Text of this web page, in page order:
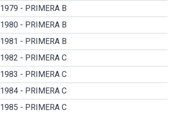
1979 - PRIMERA B
1980 - PRIMERA B
1981 - PRIMERA B
1982 - PRIMERA C
1983 - PRIMERA C
1984 - PRIMERA C
1985 - PRIMERA C